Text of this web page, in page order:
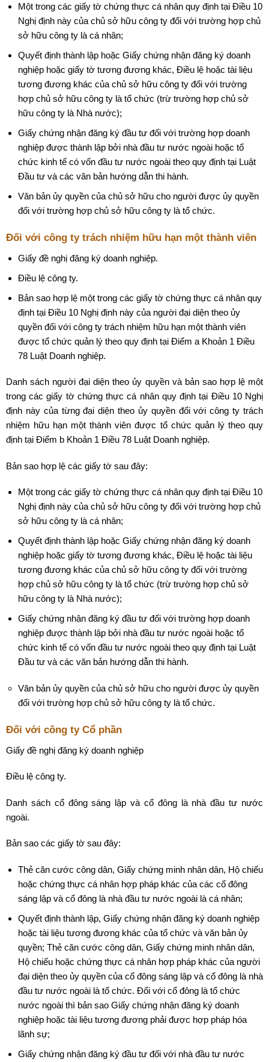
Một trong các giấy tờ chứng thực cá nhân quy định tại Điều 10
Nghị định này của chủ sở hữu công ty đối với trường hợp chủ
sở hữu công ty là cá nhân;
Quyết định thành lập hoặc Giấy chứng nhận đăng ký doanh
nghiệp hoặc giấy tờ tương đương khác, Điều lệ hoặc tài liệu
tương đương khác của chủ sở hữu công ty đối với trường
hợp chủ sở hữu công ty là tổ chức (trừ trường hợp chủ sở
hữu công ty là Nhà nước);
Giấy chứng nhận đăng ký đầu tư đối với trường hợp doanh
nghiệp được thành lập bởi nhà đầu tư nước ngoài hoặc tổ
chức kinh tế có vốn đầu tư nước ngoài theo quy định tại Luật
Đầu tư và các văn bản hướng dẫn thi hành.
Văn bản ủy quyền của chủ sở hữu cho người được ủy quyền
đối với trường hợp chủ sở hữu công ty là tổ chức.
Đối với công ty trách nhiệm hữu hạn một thành viên
Giấy đề nghị đăng ký doanh nghiệp.
Điều lệ công ty.
Bản sao hợp lệ một trong các giấy tờ chứng thực cá nhân quy
định tại Điều 10 Nghị định này của người đại diện theo ủy
quyền đối với công ty trách nhiệm hữu hạn một thành viên
được tổ chức quản lý theo quy định tại Điểm a Khoản 1 Điều
78 Luật Doanh nghiệp.
Danh sách người đại diện theo ủy quyền và bản sao hợp lệ một
trong các giấy tờ chứng thực cá nhân quy định tại Điều 10 Nghị
định này của từng đại diện theo ủy quyền đối với công ty trách
nhiệm hữu hạn một thành viên được tổ chức quản lý theo quy
định tại Điểm b Khoản 1 Điều 78 Luật Doanh nghiệp.
Bản sao hợp lệ các giấy tờ sau đây:
Một trong các giấy tờ chứng thực cá nhân quy định tại Điều 10
Nghị định này của chủ sở hữu công ty đối với trường hợp chủ
sở hữu công ty là cá nhân;
Quyết định thành lập hoặc Giấy chứng nhận đăng ký doanh
nghiệp hoặc giấy tờ tương đương khác, Điều lệ hoặc tài liệu
tương đương khác của chủ sở hữu công ty đối với trường
hợp chủ sở hữu công ty là tổ chức (trừ trường hợp chủ sở
hữu công ty là Nhà nước);
Giấy chứng nhận đăng ký đầu tư đối với trường hợp doanh
nghiệp được thành lập bởi nhà đầu tư nước ngoài hoặc tổ
chức kinh tế có vốn đầu tư nước ngoài theo quy định tại Luật
Đầu tư và các văn bản hướng dẫn thi hành.
Văn bản ủy quyền của chủ sở hữu cho người được ủy quyền
đối với trường hợp chủ sở hữu công ty là tổ chức.
Đối với công ty Cổ phần
Giấy đề nghị đăng ký doanh nghiệp
Điều lệ công ty.
Danh sách cổ đông sáng lập và cổ đông là nhà đầu tư nước
ngoài.
Bản sao các giấy tờ sau đây:
Thẻ căn cước công dân, Giấy chứng minh nhân dân, Hộ chiếu
hoặc chứng thực cá nhân hợp pháp khác của các cổ đông
sáng lập và cổ đông là nhà đầu tư nước ngoài là cá nhân;
Quyết định thành lập, Giấy chứng nhận đăng ký doanh nghiệp
hoặc tài liệu tương đương khác của tổ chức và văn bản ủy
quyền; Thẻ căn cước công dân, Giấy chứng minh nhân dân,
Hộ chiếu hoặc chứng thực cá nhân hợp pháp khác của người
đại diện theo ủy quyền của cổ đông sáng lập và cổ đông là nhà
đầu tư nước ngoài là tổ chức. Đối với cổ đông là tổ chức
nước ngoài thì bản sao Giấy chứng nhận đăng ký doanh
nghiệp hoặc tài liệu tương đương phải được hợp pháp hóa
lãnh sự;
Giấy chứng nhận đăng ký đầu tư đối với nhà đầu tư nước